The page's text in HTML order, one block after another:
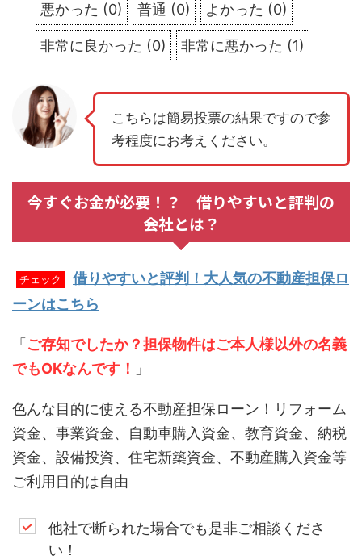
悪かった (0) 普通 (0) よかった (0)
非常に良かった (0) 非常に悪かった (1)
こちらは簡易投票の結果ですので参
考程度にお考えください。
今すぐお金が必要！？ 借りやすいと評判の
会社とは？
チェック
借りやすいと評判！大人気の不動産担保ロ
ーンはこちら
「 ご存知でしたか？担保物件はご本人様以外の名義
でもOKなんです！
」
色んな目的に使える不動産担保ローン！リフォーム
資金、事業資金、自動車購入資金、教育資金、納税
資金、設備投資、住宅新築資金、不動産購入資金等
ご利用目的は自由
他社で断られた場合でも是非ご相談くださ
い！